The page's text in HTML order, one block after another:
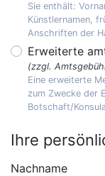
Sie enthält:
Künstlernamen,
Anschriften der
Erweiterte
(zzgl.
Eine erweiterte
zum Zwecke der
Botschaft/
Ihre
Nachname